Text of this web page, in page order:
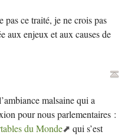
pas ce traité, je ne crois pas
aux enjeux et aux causes de
malsaine qui a
pour nous parlementaires :
du Monde
qui s’est